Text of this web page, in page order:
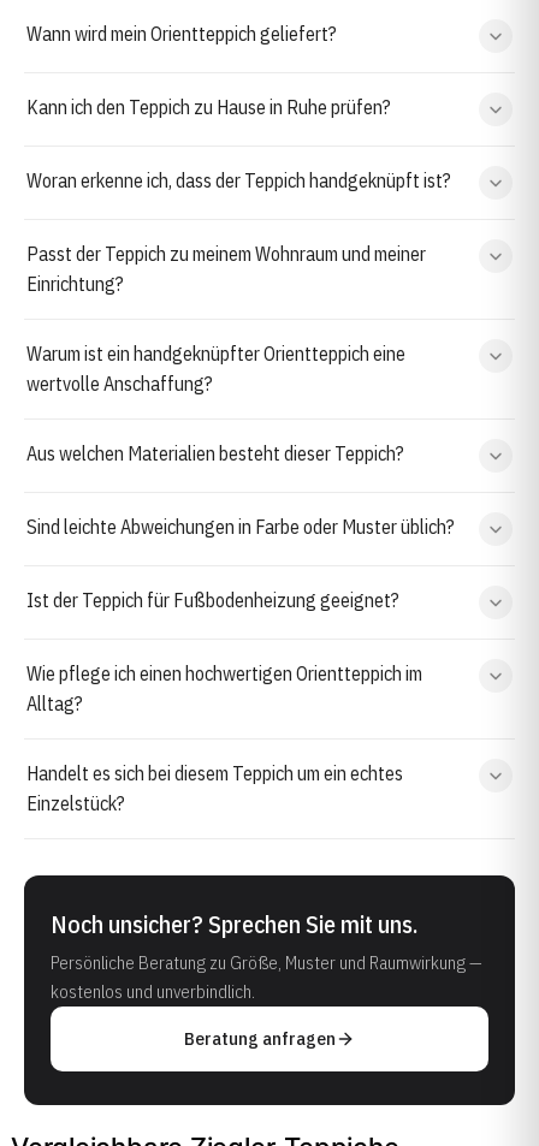
Wann wird mein Orientteppich geliefert?
Kann ich den Teppich zu Hause in Ruhe prüfen?
Woran erkenne ich, dass der Teppich handgeknüpft ist?
Passt der Teppich zu meinem Wohnraum und meiner
Einrichtung?
Warum ist ein handgeknüpfter Orientteppich eine
wertvolle Anschaffung?
Aus welchen Materialien besteht dieser Teppich?
Sind leichte Abweichungen in Farbe oder Muster üblich?
Ist der Teppich für Fußbodenheizung geeignet?
Wie pflege ich einen hochwertigen Orientteppich im
Alltag?
Handelt es sich bei diesem Teppich um ein echtes
Einzelstück?
Noch unsicher? Sprechen Sie mit uns.
Persönliche Beratung zu Größe, Muster und Raumwirkung —
kostenlos und unverbindlich.
Beratung anfragen